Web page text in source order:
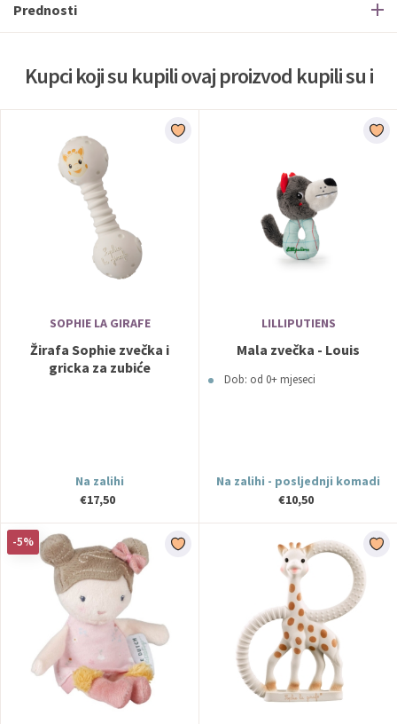
Prednosti
Kupci koji su kupili ovaj proizvod kupili su i
SOPHIE LA GIRAFE
Žirafa Sophie zvečka i
gricka za zubiće
Na zalihi
€17,50
LILLIPUTIENS
Mala zvečka - Louis
Dob: od 0+ mjeseci
Na zalihi - posljednji komadi
€10,50
-5%